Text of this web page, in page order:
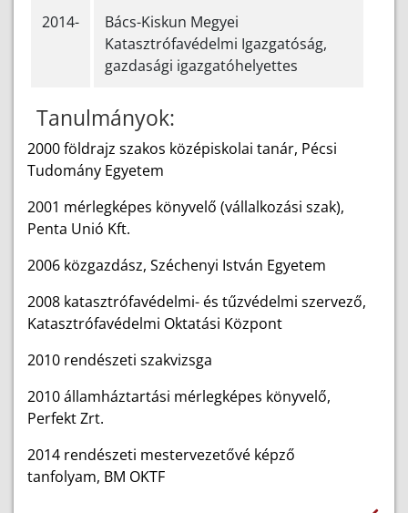
2014-
Bács-Kiskun Megyei
Katasztrófavédelmi Igazgatóság,
gazdasági igazgatóhelyettes
Tanulmányok:
2000 földrajz szakos középiskolai tanár, Pécsi
Tudomány Egyetem
2001 mérlegképes könyvelő (vállalkozási szak),
Penta Unió Kft.
2006 közgazdász, Széchenyi István Egyetem
2008 katasztrófavédelmi- és tűzvédelmi szervező,
Katasztrófavédelmi Oktatási Központ
2010 rendészeti szakvizsga
2010 államháztartási mérlegképes könyvelő,
Perfekt Zrt.
2014 rendészeti mestervezetővé képző
tanfolyam, BM OKTF